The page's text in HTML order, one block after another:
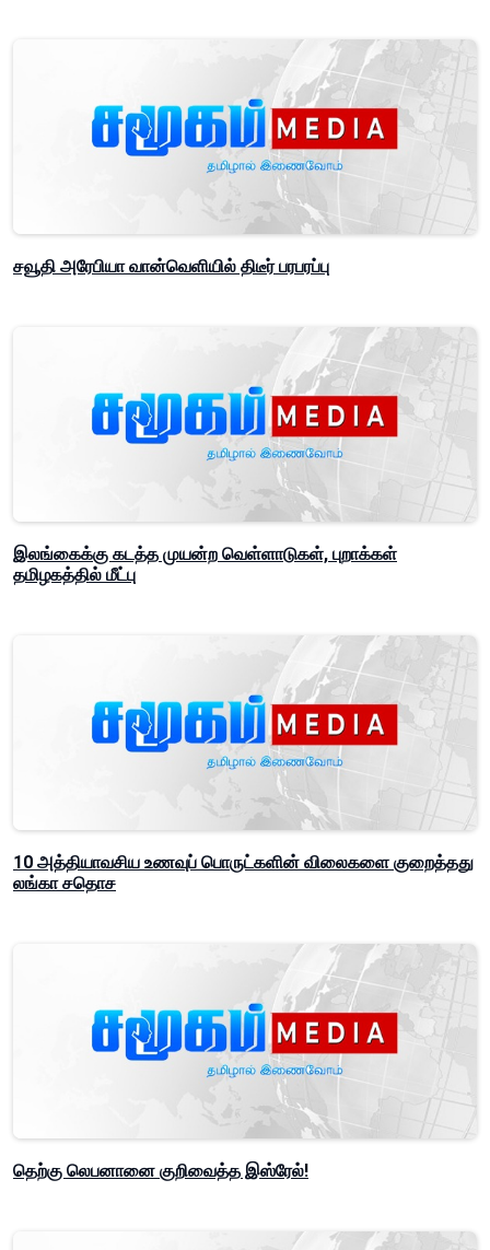
சவூதி அரேபியா வான்வெளியில் திடீர் பரபரப்பு
இலங்கைக்கு கடத்த முயன்ற வெள்ளாடுகள், புறாக்கள்
தமிழகத்தில் மீட்பு
10 அத்தியாவசிய உணவுப் பொருட்களின் விலைகளை குறைத்தது
லங்கா சதொச
தெற்கு லெபனானை குறிவைத்த இஸ்ரேல்!